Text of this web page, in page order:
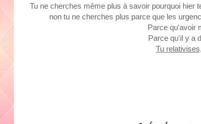
Tu ne cherches même plus à savoir pourquoi hier
non tu ne cherches plus parce que les
Parce qu'avoir
Parce qu'il y a
Tu